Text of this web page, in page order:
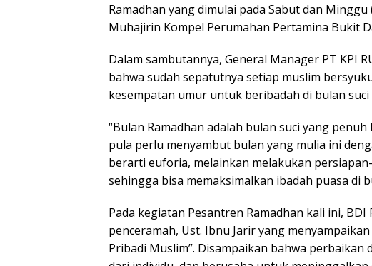
Ramadhan yang dimulai pada Sabut dan Minggu
Muhajirin Kompel Perumahan Pertamina Bukit
Dalam sambutannya, General Manager PT KPI
bahwa sudah sepatutnya setiap muslim
kesempatan umur untuk beribadah di bulan suci
“Bulan Ramadhan adalah bulan suci yang
pula perlu menyambut bulan yang mulia ini
berarti euforia, melainkan melakukan
sehingga bisa memaksimalkan ibadah puasa di
Pada kegiatan Pesantren Ramadhan kali ini,
penceramah, Ust. Ibnu Jarir yang
Pribadi Muslim”. Disampaikan bahwa